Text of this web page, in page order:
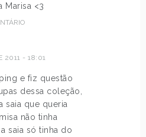
Marisa <3
2011 - 18:01
e fiz questão
dessa coleção,
saia que queria
não tinha
saia só tinha do